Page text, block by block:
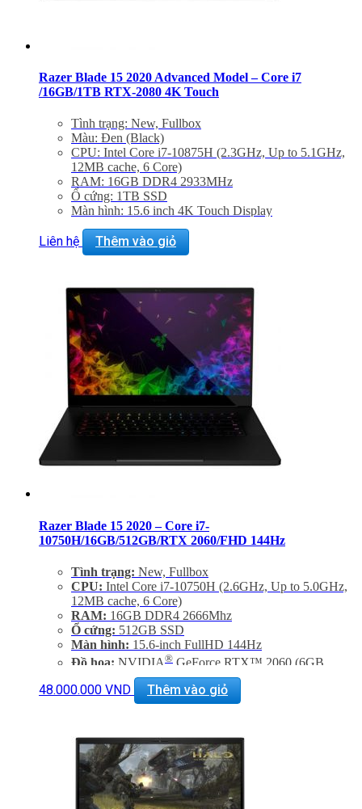
Razer Blade 15 2020 Advanced Model – Core i7
/16GB/1TB RTX-2080 4K Touch
Tình trạng: New, Fullbox
Màu: Đen (Black)
CPU: Intel Core i7-10875H (2.3GHz, Up to 5.1GHz,
12MB cache, 6 Core)
RAM: 16GB DDR4 2933MHz
Ổ cứng: 1TB SSD
Màn hình: 15.6 inch 4K Touch Display
(8GB GDDR6)
Liên hệ Thêm vào giỏ
Razer Blade 15 2020 – Core i7-
10750H/16GB/512GB/RTX 2060/FHD 144Hz
Tình trạng: New, Fullbox
CPU: Intel Core i7-10750H (2.6GHz, Up to 5.0GHz,
12MB cache, 6 Core)
RAM: 16GB DDR4 2666Mhz
Ổ cứng: 512GB SSD
Màn hình: 15.6-inch FullHD 144Hz
Đồ hoạ: NVIDIA® GeForce RTX™ 2060 (6GB
48.000.000 VND Thêm vào giỏ